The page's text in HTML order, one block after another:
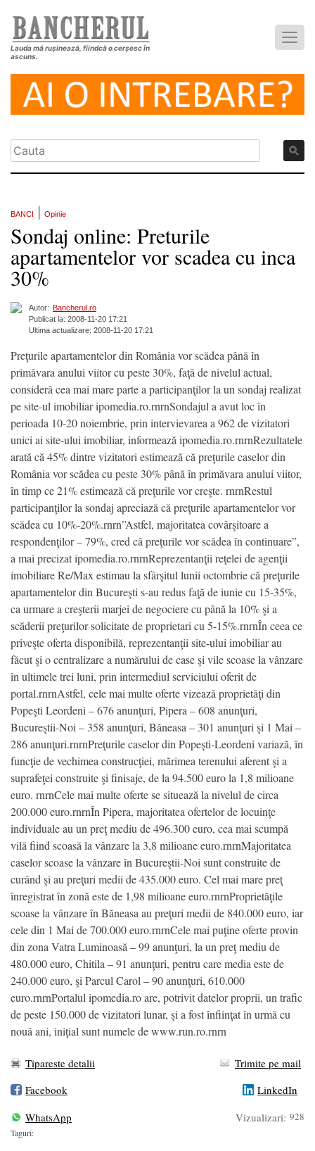
Lauda mă rușinează, fiindcă o cerșesc în
ascuns.
BANCI Opinie
Sondaj online: Preturile
apartamentelor vor scadea cu inca
30%
Autor: Bancherul.ro
Publicat la: 2008-11-20 17:21
Ultima actualizare: 2008-11-20 17:21
Preţurile apartamentelor din România vor scădea până în
primăvara anului viitor cu peste 30%, faţă de nivelul actual,
consideră cea mai mare parte a participanţilor la un sondaj realizat
pe site-ul imobiliar ipomedia.ro.rnrnSondajul a avut loc în
perioada 10-20 noiembrie, prin intervievarea a 962 de vizitatori
unici ai site-ului imobiliar, informează ipomedia.ro.rnrnRezultatele
arată că 45% dintre vizitatori estimează că preţurile caselor din
România vor scădea cu peste 30% până în primăvara anului viitor,
în timp ce 21% estimează că preţurile vor creşte. rnrnRestul
participanţilor la sondaj apreciază că preţurile apartamentelor vor
scădea cu 10%-20%.rnrn”Astfel, majoritatea covârşitoare a
respondenţilor – 79%, cred că preţurile vor scădea în continuare”,
a mai precizat ipomedia.ro.rnrnReprezentanţii reţelei de agenţii
imobiliare Re/Max estimau la sfârşitul lunii octombrie că preţurile
apartamentelor din Bucureşti s-au redus faţă de iunie cu 15-35%,
ca urmare a creşterii marjei de negociere cu până la 10% şi a
scăderii preţurilor solicitate de proprietari cu 5-15%.rnrnÎn ceea ce
priveşte oferta disponibilă, reprezentanţii site-ului imobiliar au
făcut şi o centralizare a numărului de case şi vile scoase la vânzare
în ultimele trei luni, prin intermediul serviciului oferit de
portal.rnrnAstfel, cele mai multe oferte vizează proprietăţi din
Popeşti Leordeni – 676 anunţuri, Pipera – 608 anunţuri,
Bucureştii-Noi – 358 anunţuri, Băneasa – 301 anunţuri şi 1 Mai –
286 anunţuri.rnrnPreţurile caselor din Popeşti-Leordeni variază, în
funcţie de vechimea construcţiei, mărimea terenului aferent şi a
suprafeţei construite şi finisaje, de la 94.500 euro la 1,8 milioane
euro. rnrnCele mai multe oferte se situează la nivelul de circa
200.000 euro.rnrnÎn Pipera, majoritatea ofertelor de locuinţe
individuale au un preţ mediu de 496.300 euro, cea mai scumpă
vilă fiind scoasă la vânzare la 3,8 milioane euro.rnrnMajoritatea
caselor scoase la vânzare în Bucureştii-Noi sunt construite de
curând şi au preţuri medii de 435.000 euro. Cel mai mare preţ
înregistrat în zonă este de 1,98 milioane euro.rnrnProprietăţile
scoase la vânzare în Băneasa au preţuri medii de 840.000 euro, iar
cele din 1 Mai de 700.000 euro.rnrnCele mai puţine oferte provin
din zona Vatra Luminoasă – 99 anunţuri, la un preţ mediu de
480.000 euro, Chitila – 91 anunţuri, pentru care media este de
240.000 euro, şi Parcul Carol – 90 anunţuri, 610.000
euro.rnrnPortalul ipomedia.ro are, potrivit datelor proprii, un trafic
de peste 150.000 de vizitatori lunar, şi a fost înfiinţat în urmă cu
nouă ani, iniţial sunt numele de www.run.ro.rnrn
Tipareste detalii
Trimite pe mail
Facebook
LinkedIn
WhatsApp
Vizualizari: 928
Taguri: